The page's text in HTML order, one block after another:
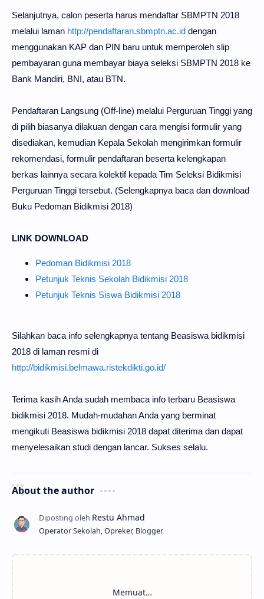
Selanjutnya, calon peserta harus mendaftar SBMPTN 2018
melalui laman http://pendaftaran.sbmptn.ac.id dengan
menggunakan KAP dan PIN baru untuk memperoleh slip
pembayaran guna membayar biaya seleksi SBMPTN 2018 ke
Bank Mandiri, BNI, atau BTN.
Pendaftaran Langsung (Off-line) melalui Perguruan Tinggi yang
di pilih biasanya dilakuan dengan cara mengisi formulir yang
disediakan, kemudian Kepala Sekolah mengirimkan formulir
rekomendasi, formulir pendaftaran beserta kelengkapan
berkas lainnya secara kolektif kepada Tim Seleksi Bidikmisi
Perguruan Tinggi tersebut. (Selengkapnya baca dan download
Buku Pedoman Bidikmisi 2018)
LINK DOWNLOAD
Pedoman Bidikmisi 2018
Petunjuk Teknis Sekolah Bidikmisi 2018
Petunjuk Teknis Siswa Bidikmisi 2018
Silahkan baca info selengkapnya tentang Beasiswa bidikmisi
2018 di laman resmi di
http://bidikmisi.belmawa.ristekdikti.go.id/
Terima kasih Anda sudah membaca info terbaru Beasiswa
bidikmisi 2018. Mudah-mudahan Anda yang berminat
mengikuti Beasiswa bidikmisi 2018 dapat diterima dan dapat
menyelesaikan studi dengan lancar. Sukses selalu.
About the author
Operator Sekolah, Opreker, Blogger